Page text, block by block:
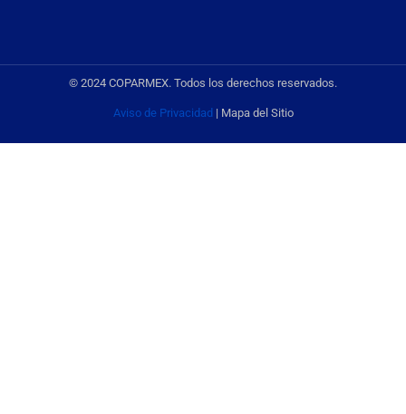
© 2024 COPARMEX. Todos los derechos reservados.
Aviso de Privacidad | Mapa del Sitio